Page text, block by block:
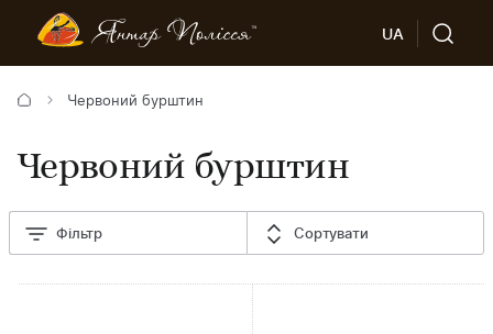
UA
Червоний бурштин
Червоний бурштин
Фільтр Сортувати